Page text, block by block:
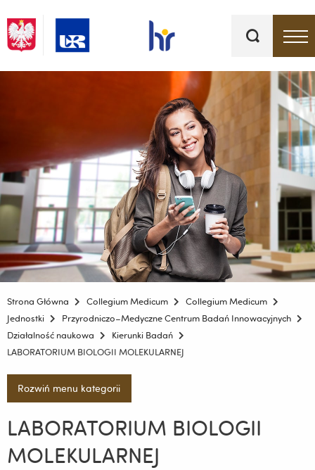
kluczowe
Strona Główna Collegium Medicum
Collegium Medicum
Jednostki
Przyrodniczo–Medyczne Centrum Badań Innowacyjnych
Działalność naukowa
Kierunki Badań
LABORATORIUM BIOLOGII MOLEKULARNEJ
Rozwiń menu kategorii
LABORATORIUM BIOLOGII
MOLEKULARNEJ